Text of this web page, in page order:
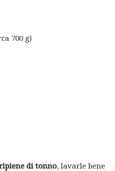
700 g)
di tonno, lavarle bene